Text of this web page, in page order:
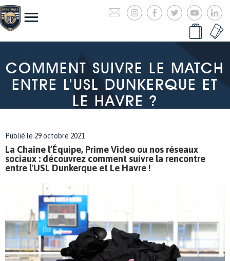
COMMENT SUIVRE LE MATCH
ENTRE L’USL DUNKERQUE ET
LE HAVRE ?
Publié le 29 octobre 2021
La Chaîne l’Équipe, Prime Video ou nos réseaux
sociaux : découvrez comment suivre la rencontre
entre l'USL Dunkerque et Le Havre !